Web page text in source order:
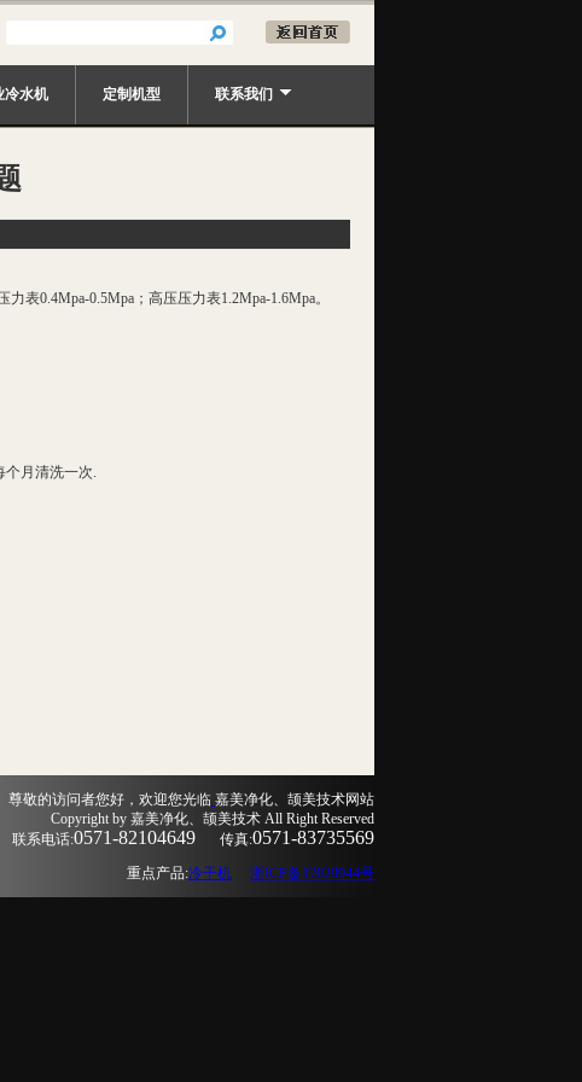
冷水机 定制机型 联系我们
表0.4Mpa-0.5Mpa；高压压力表1.2Mpa-1.6Mpa。
个月清洗一次.
尊敬的访问者您好，欢迎您光临 嘉美净化、颉美技术网站
Copyright by 嘉美净化、颉美技术 All Right Reserved
联系电话:0571-82104649 传真:0571-83735569
重点产品:冷干机 浙ICP备17029944号